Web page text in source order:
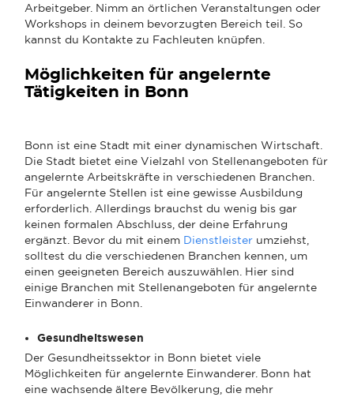
Arbeitgeber. Nimm an örtlichen Veranstaltungen oder
Workshops in deinem bevorzugten Bereich teil. So
kannst du Kontakte zu Fachleuten knüpfen.
Möglichkeiten für angelernte
Tätigkeiten in Bonn
Bonn ist eine Stadt mit einer dynamischen Wirtschaft.
Die Stadt bietet eine Vielzahl von Stellenangeboten für
angelernte Arbeitskräfte in verschiedenen Branchen.
Für angelernte Stellen ist eine gewisse Ausbildung
erforderlich. Allerdings brauchst du wenig bis gar
keinen formalen Abschluss, der deine Erfahrung
ergänzt. Bevor du mit einem Dienstleister umziehst,
solltest du die verschiedenen Branchen kennen, um
einen geeigneten Bereich auszuwählen. Hier sind
einige Branchen mit Stellenangeboten für angelernte
Einwanderer in Bonn.
Gesundheitswesen
Der Gesundheitssektor in Bonn bietet viele
Möglichkeiten für angelernte Einwanderer. Bonn hat
eine wachsende ältere Bevölkerung, die mehr